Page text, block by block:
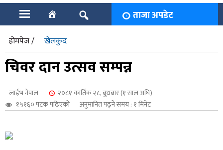
ताजा अपडेट
होमपेज / खेलकुद
चिवर दान उत्सव सम्पन्न
लाईभ नेपाल
२०८१ कार्तिक २८, बुधबार (१ साल अघि)
१५१६० पटक पढिएको
अनुमानित पढ्ने समय : १ मिनेट